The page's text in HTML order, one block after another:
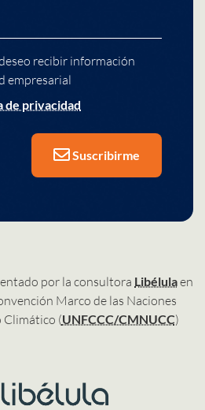
recibir información
empresarial
de privacidad
Suscribirme
por la consultora Libélulaen
Marco de las Naciones
Climático (UNFCCC/CMNUCC)